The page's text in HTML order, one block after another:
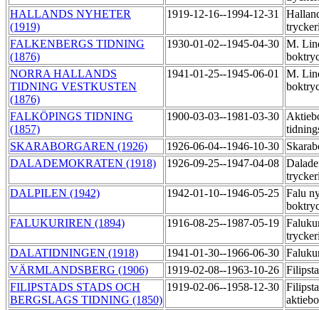
HALLANDS NYHETER
(1919)
1919-12-16--1994-12-31
FALKENBERGS TIDNING
(1876)
1930-01-02--1945-04-30 M.
NORRA HALLANDS
TIDNING VESTKUSTEN
(1876)
1941-01-25--1945-06-01
M.
FALKÖPINGS TIDNING
(1857)
1900-03-03--1981-03-30
SKARABORGAREN (1926)
1926-06-04--1946-10-30
DALADEMOKRATEN (1918)
1926-09-25--1947-04-08
DALPILEN (1942)
1942-01-10--1946-05-25 Falu
FALUKURIREN (1894)
1916-08-25--1987-05-19
DALATIDNINGEN (1918)
1941-01-30--1966-06-30
VÄRMLANDSBERG (1906)
1919-02-08--1963-10-26
FILIPSTADS STADS OCH
BERGSLAGS TIDNING (1850)
1919-02-06--1958-12-30